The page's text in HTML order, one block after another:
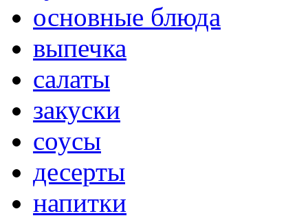
основные блюда
выпечка
салаты
закуски
соусы
десерты
напитки